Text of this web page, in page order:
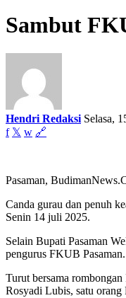
Sambut
Hendri Redaksi Selasa,
f 𝕏 w 🔗
Pasaman,
Canda gurau dan penuh
Senin 14 juli 2025.
Selain Bupati Pasaman
pengurus FKUB Pasaman.
Turut bersama
Rosyadi Lubis, satu orang